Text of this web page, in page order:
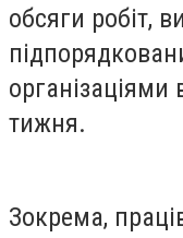
обсяги робіт,
тижня.
Зокрема,